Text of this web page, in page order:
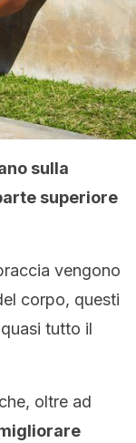
sulla
superiore
vengono
corpo, questi
tutto il
oltre ad